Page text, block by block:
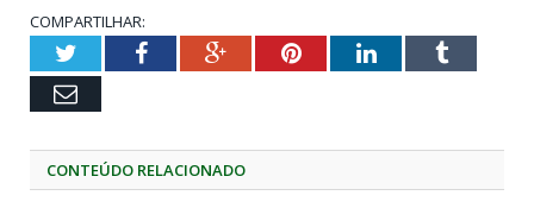
COMPARTILHAR:
TwitterFacebookGoogle+PinterestLinkedInTumblr
Email
CONTEÚDO RELACIONADO